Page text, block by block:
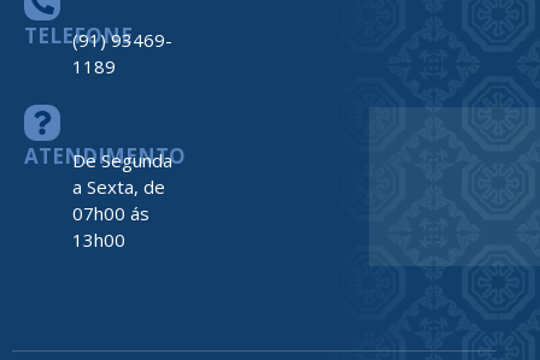
TELEFONE
(91) 93469-
1189
ATENDIMENTO
De Segunda
a Sexta, de
07h00 ás
13h00